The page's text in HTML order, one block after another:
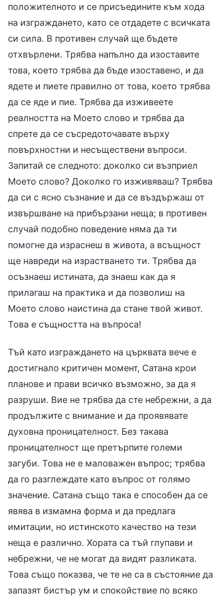
положителното и се присъедините към хода
на изграждането, като се отдадете с всичката
си сила. В противен случай ще бъдете
отхвърлени. Трябва напълно да изоставите
това, което трябва да бъде изоставено, и да
ядете и пиете правилно от това, което трябва
да се яде и пие. Трябва да изживеете
реалността на Моето слово и трябва да
спрете да се съсредоточавате върху
повърхностни и несъществени въпроси.
Запитай се следното: доколко си възприел
Моето слово? Доколко го изживяваш? Трябва
да си с ясно съзнание и да се въздържаш от
извършване на прибързани неща; в противен
случай подобно поведение няма да ти
помогне да израснеш в живота, а всъщност
ще навреди на израстването ти. Трябва да
осъзнаеш истината, да знаеш как да я
прилагаш на практика и да позволиш на
Моето слово наистина да стане твой живот.
Това е същността на въпроса!
Тъй като изграждането на църквата вече е
достигнало критичен момент, Сатана крои
планове и прави всичко възможно, за да я
разруши. Вие не трябва да сте небрежни, а да
продължите с внимание и да проявявате
духовна проницателност. Без такава
проницателност ще претърпите големи
загуби. Това не е маловажен въпрос; трябва
да го разглеждате като въпрос от голямо
значение. Сатана също така е способен да се
явява в измамна форма и да предлага
имитации, но истинското качество на тези
неща е различно. Хората са тъй глупави и
небрежни, че не могат да видят разликата.
Това също показва, че те не са в състояние да
запазят бистър ум и спокойствие по всяко